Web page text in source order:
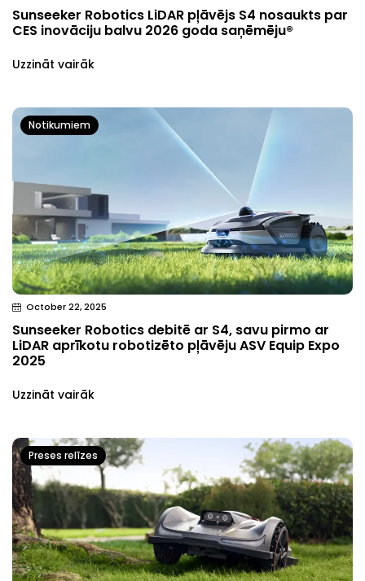
Sunseeker Robotics LiDAR pļāvējs S4 nosaukts par
CES inovāciju balvu 2026 goda saņēmēju®
Uzzināt vairāk
Notikumiem
October 22, 2025
Sunseeker Robotics debitē ar S4, savu pirmo ar
LiDAR aprīkotu robotizēto pļāvēju ASV Equip Expo
2025
Uzzināt vairāk
Preses relīzes